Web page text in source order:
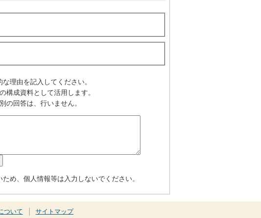
理由を記入してください。
構成資料として活用します。
の回答は、行いません。
め、個人情報等は入力しないでください。
ついて サイトマップ